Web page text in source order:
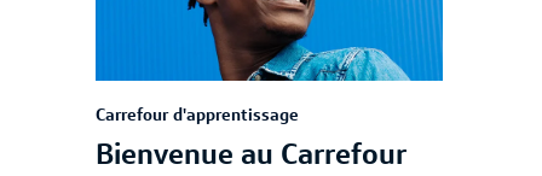
Carrefour d'apprentissage
Bienvenue au Carrefour